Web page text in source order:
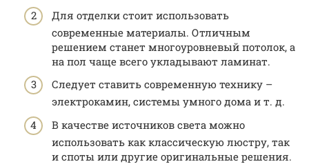
Для отделки стоит использовать
современные материалы. Отличным
решением станет многоуровневый потолок, а
на пол чаще всего укладывают ламинат.
Следует ставить современную технику –
электрокамин, системы умного дома и т. д.
В качестве источников света можно
использовать как классическую люстру, так
и споты или другие оригинальные решения.